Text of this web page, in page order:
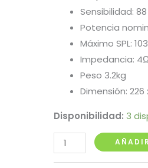
Sensibilidad: 88
Potencia
Máximo SPL:
Impedancia:
Peso 3.2kg
Dimensión: 226
Disponibilidad: 3
Unidad
Cabina